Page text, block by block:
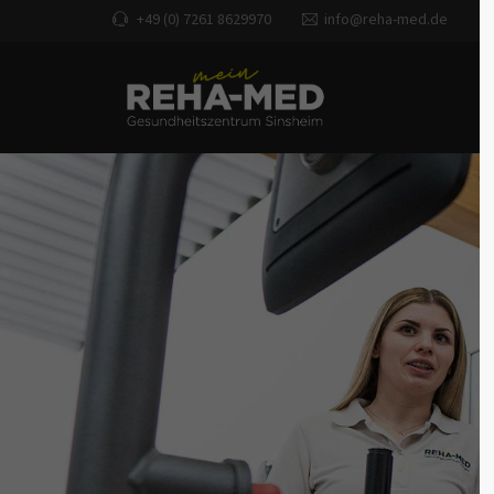
Login
Passwort vergessen?
Register
your password?
Lorem
We
for
-
+49 (0) 7261 8629970 info@reha-med.de